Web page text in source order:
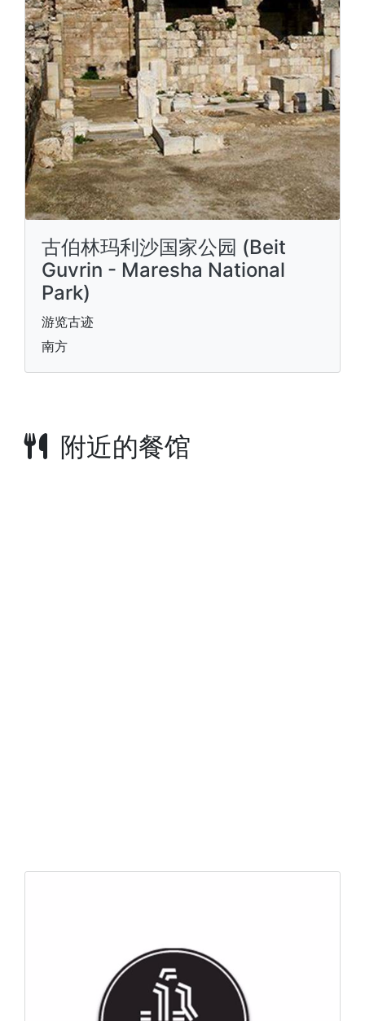
古伯林玛利沙国家公园 (Beit
Guvrin - Maresha National
Park)
游览古迹
南方
附近的餐馆